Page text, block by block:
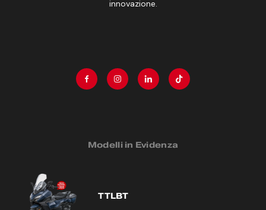
innovazione.
Modelli in Evidenza
TTLBT